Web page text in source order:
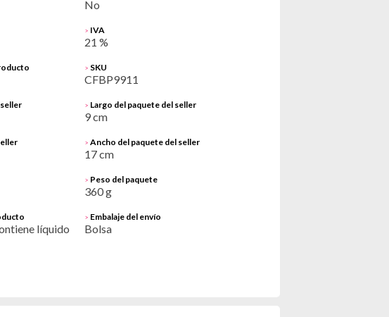
No
> IVA
21 %
> SKU
CFBP9911
> Largo del paquete del seller
9 cm
> Ancho del paquete del seller
17 cm
> Peso del paquete
360 g
líquido
> Embalaje del envío
Bolsa